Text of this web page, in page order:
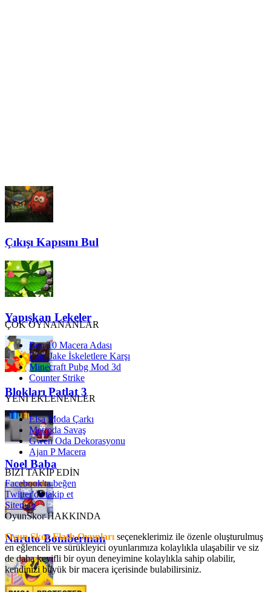
Çıkışı Kapısını Bul
Yapışkan Lekeler
Blokları Patlat 3
Noel Baba
Naruto Bomberman
ÇOK OYNANANLAR
Ben 10 Macera Adası
Finn Jake İskeletlere Karşı
Minecraft Pubg Mod 3d
Counter Strike
YENİ EKLENENLER
Elsa Moda Çarkı
Metroda Savaş
Gwen Oda Dekorasyonu
Ajan P Macera
BİZİ TAKİP EDİN
Facebook'ta beğen
Twitter'da takip et
Sitemap
OyunSkor HAKKINDA
Oyun Skor Flash Oyunları seçeneklerimiz ile özenle oluşturulmuş
en eğlenceli ve sürükleyici oyunlarımıza kolaylıkla ulaşabilir ve siz
de daha keyifli bir oyun deneyimine kolaylıkla sahip olabilir,
kendinizi büyük bir macera içerisinde bulabilirsiniz.